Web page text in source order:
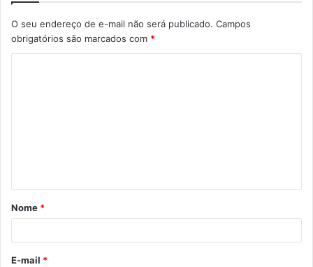
O seu endereço de e-mail não será publicado. Campos
obrigatórios são marcados com *
á
r
Nome *
E-mail *